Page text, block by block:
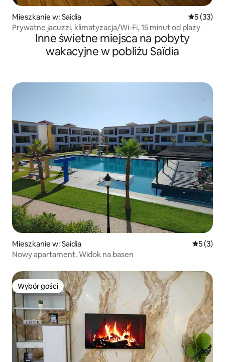
Mieszkanie w: Saidia Średnia
5 (33)
Prywatne jacuzzi, klimatyzacja/Wi-Fi, 15 minut od plaży
Inne świetne miejsca na pobyty
wakacyjne w pobliżu Saïdia
Mieszkanie w: Saidia Średnia
5 (3)
Nowy apartament. Widok na basen
Wybór gości
Wybór gości